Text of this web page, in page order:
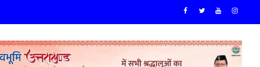
Facebook
TwiteerYoutube